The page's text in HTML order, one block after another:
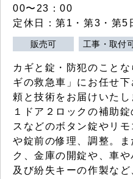
00〜23：00
定休日：第1・第3・第
販売可 工事・取付
カギと錠・防犯のこと
ギの救急車」にお任せ
頼と技術をお届けいたし
１ドア２ロックの補助
スなどのボタン錠やリ
や錠前の修理、調整。
ク、金庫の開錠や、車
及び紛失キーの作製な